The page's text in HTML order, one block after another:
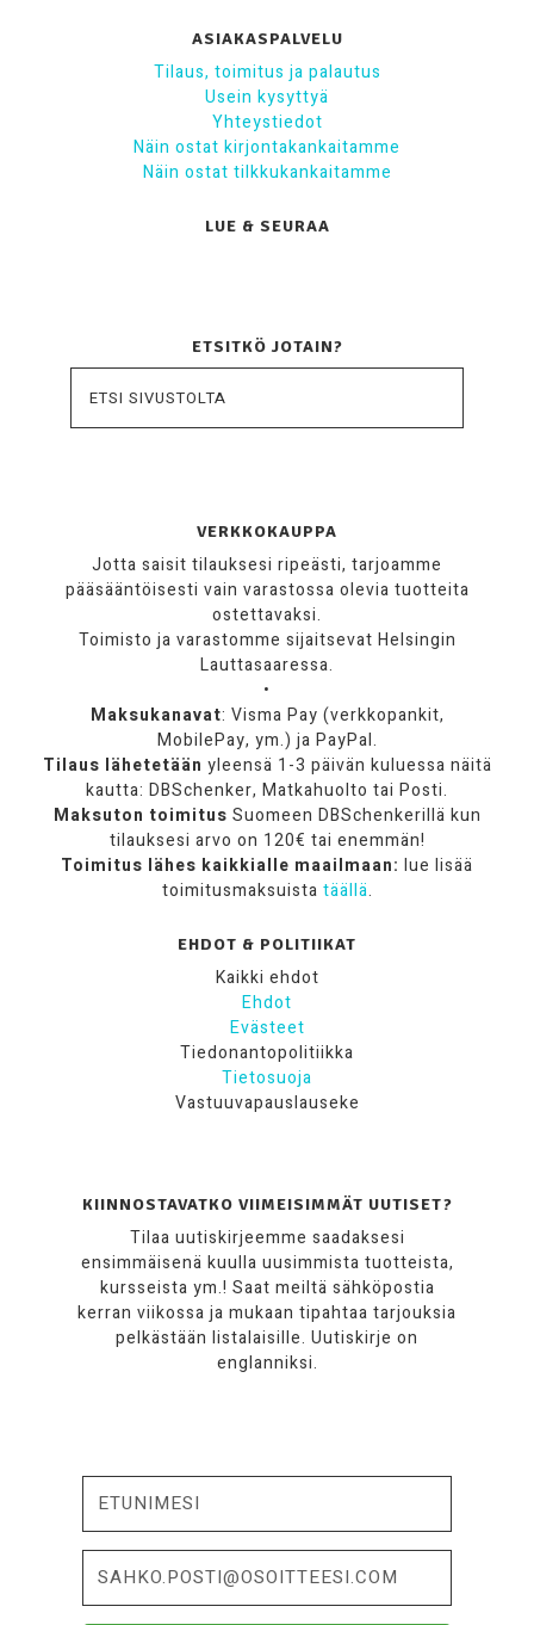
ASIAKASPALVELU
Tilaus, toimitus ja palautus
Usein kysyttyä
Yhteystiedot
Näin ostat kirjontakankaitamme
Näin ostat tilkkukankaitamme
LUE & SEURAA
ETSITKÖ JOTAIN?
VERKKOKAUPPA
Jotta saisit tilauksesi ripeästi, tarjoamme
pääsääntöisesti vain varastossa olevia tuotteita
ostettavaksi.
Toimisto ja varastomme sijaitsevat Helsingin
Lauttasaaressa.
•
Maksukanavat: Visma Pay (verkkopankit,
MobilePay, ym.) ja PayPal.
Tilaus lähetetään yleensä 1-3 päivän kuluessa näitä
kautta: DBSchenker, Matkahuolto tai Posti.
Maksuton toimitus Suomeen DBSchenkerillä kun
tilauksesi arvo on 120€ tai enemmän!
Toimitus lähes kaikkialle maailmaan: lue lisää
toimitusmaksuista täällä.
EHDOT & POLITIIKAT
Kaikki ehdot
Ehdot
Evästeet
Tiedonantopolitiikka
Tietosuoja
Vastuuvapauslauseke
KIINNOSTAVATKO VIIMEISIMMÄT UUTISET?
Tilaa uutiskirjeemme saadaksesi
ensimmäisenä kuulla uusimmista tuotteista,
kursseista ym.! Saat meiltä sähköpostia
kerran viikossa ja mukaan tipahtaa tarjouksia
pelkästään listalaisille. Uutiskirje on
englanniksi.